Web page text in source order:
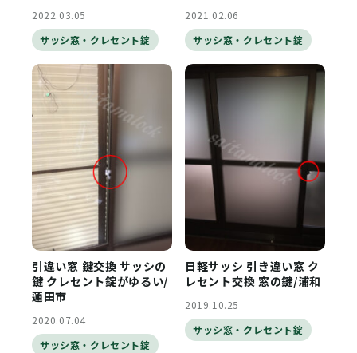
2022.03.05
サッシ窓・クレセント錠
2021.02.06
サッシ窓・クレセント錠
引違い窓 鍵交換 サッシの
鍵 クレセント錠がゆるい/
蓮田市
2020.07.04
サッシ窓・クレセント錠
日軽サッシ 引き違い窓 ク
レセント交換 窓の鍵/浦和
2019.10.25
サッシ窓・クレセント錠